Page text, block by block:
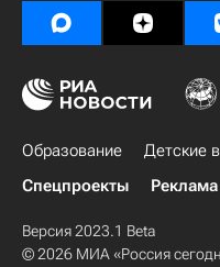
Образование Детские
Спецпроекты
Реклама
Версия 2023.1 Beta
© 2026 МИА «Россия